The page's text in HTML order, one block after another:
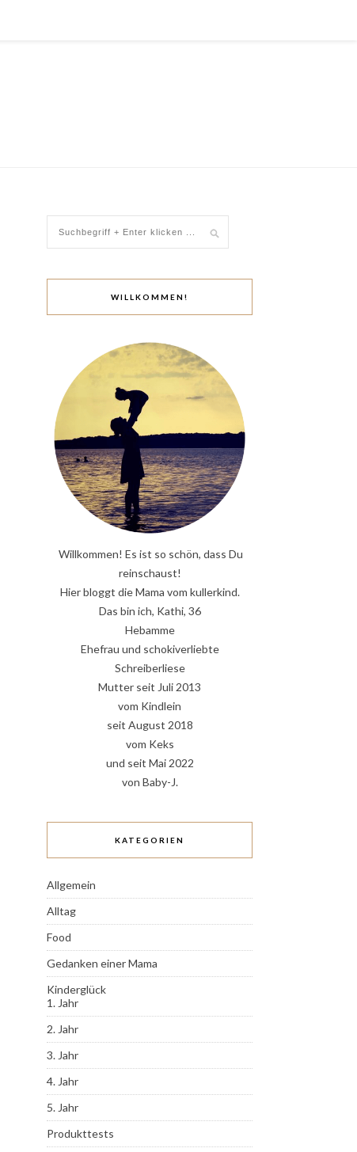
WILLKOMMEN!
Willkommen! Es ist so schön, dass Du
reinschaust!
Hier bloggt die Mama vom kullerkind.
Das bin ich, Kathi, 36
Hebamme
Ehefrau und schokiverliebte
Schreiberliese
Mutter seit Juli 2013
vom Kindlein
seit August 2018
vom Keks
und seit Mai 2022
von Baby-J.
KATEGORIEN
Allgemein
Alltag
Food
Gedanken einer Mama
Kinderglück
1. Jahr
2. Jahr
3. Jahr
4. Jahr
5. Jahr
Produkttests